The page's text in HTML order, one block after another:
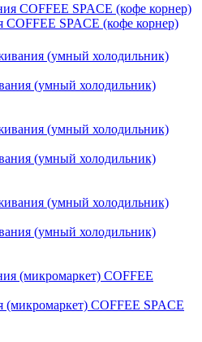
SPACE (кофе корнер)
(умный холодильник)
(умный холодильник)
(умный холодильник)
COFFEE SPACE